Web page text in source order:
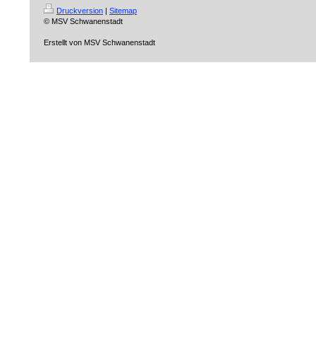
Druckversion | Sitemap
© MSV Schwanenstadt
Erstellt von MSV Schwanenstadt